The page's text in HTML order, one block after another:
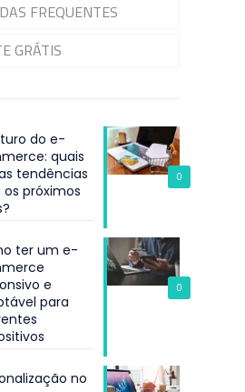
FREQUENTES
GRÁTIS
0
do e-
quais
tendências
os próximos
0
ter um e-
e
para
no